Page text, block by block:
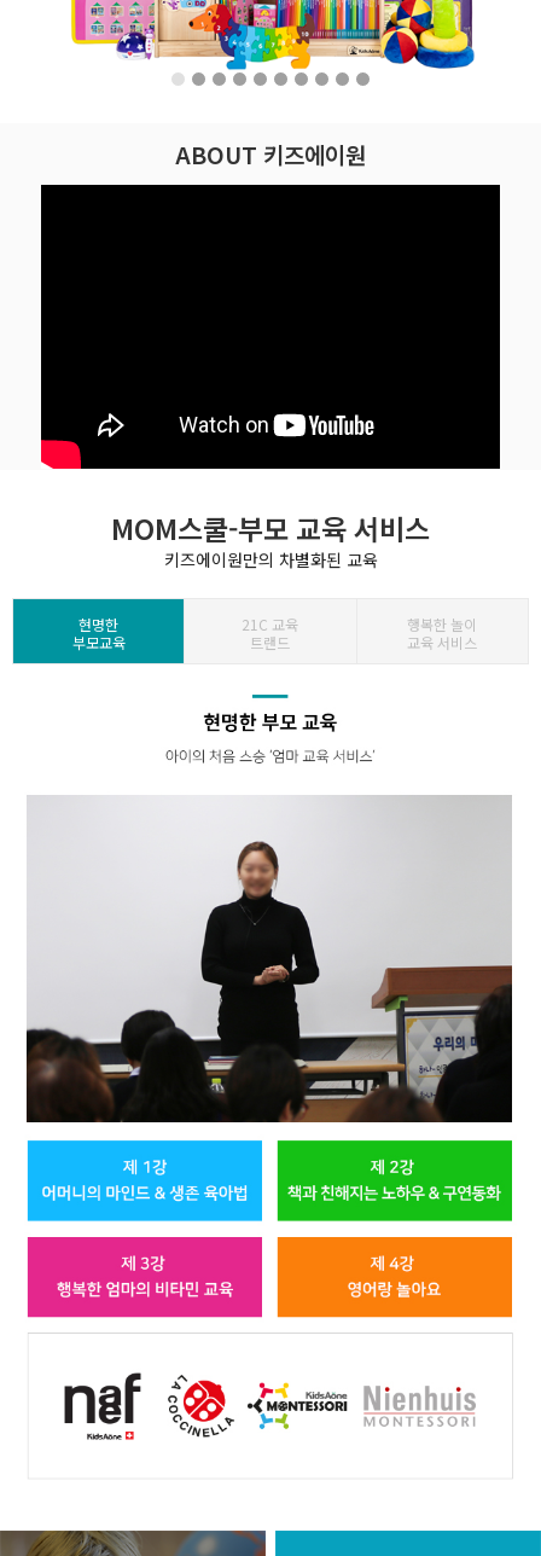
ABOUT 키즈에이원
MOM스쿨-부모 교육 서비스
키즈에이원만의 차별화된 교육
현명한
부모교육
21C 교육
트랜드
행복한 놀이
교육 서비스